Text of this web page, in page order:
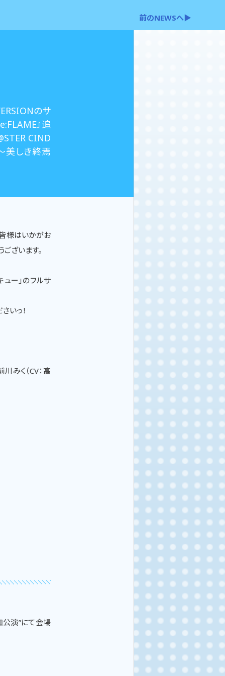
前のNEWSへ▶
のサ
』追
CIND
美しき終焉
様はいかがお
ざいます。
ー」のフルサ
いっ！
みく（CV：高
公演”にて会場